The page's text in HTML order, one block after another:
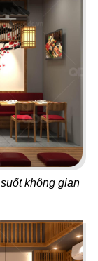
không gian
Bản